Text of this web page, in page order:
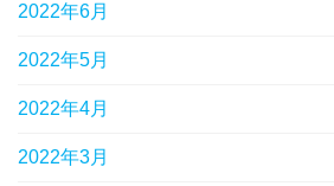
2022年6月
2022年5月
2022年4月
2022年3月